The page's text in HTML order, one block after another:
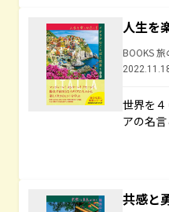
人生を
BOOKS
世界を
アの名
共感と